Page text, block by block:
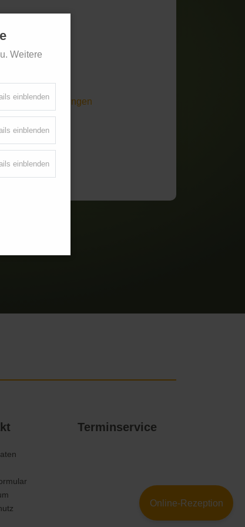
Online-Rezeption
Erkrankungen
Terminservice
Weitere
einblenden
einblenden
einblenden